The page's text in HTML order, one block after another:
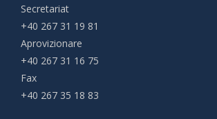
Secretariat
+40 267 31 19 81
Aprovizionare
+40 267 31 16 75
Fax
+40 267 35 18 83